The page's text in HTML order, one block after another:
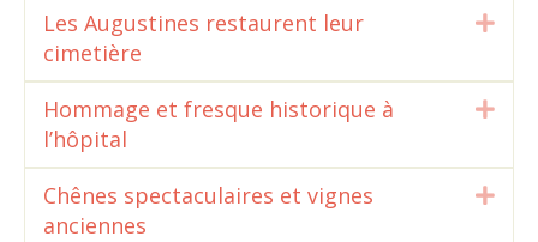
Les Augustines restaurent leur
cimetière
Hommage et fresque historique à
l’hôpital
Chênes spectaculaires et vignes
anciennes